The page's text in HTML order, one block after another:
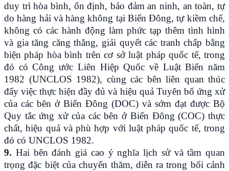
duy trì hòa bình, ổn định, bảo đảm an ninh, an toàn, tự
do hàng hải và hàng không tại Biển Đông, tự kiềm chế,
không có các hành động làm phức tạp thêm tình hình
và gia tăng căng thẳng, giải quyết các tranh chấp bằng
biện pháp hòa bình trên cơ sở luật pháp quốc tế, trong
đó có Công ước Liên Hiệp Quốc về Luật Biển năm
1982 (UNCLOS 1982), cùng các bên liên quan thúc
đẩy việc thực hiện đầy đủ và hiệu quả Tuyên bố ứng xử
của các bên ở Biển Đông (DOC) và sớm đạt được Bộ
Quy tắc ứng xử của các bên ở Biển Đông (COC) thực
chất, hiệu quả và phù hợp với luật pháp quốc tế, trong
đó có UNCLOS 1982.
9. Hai bên đánh giá cao ý nghĩa lịch sử và tầm quan
trọng đặc biệt của chuyến thăm, diễn ra trong bối cảnh